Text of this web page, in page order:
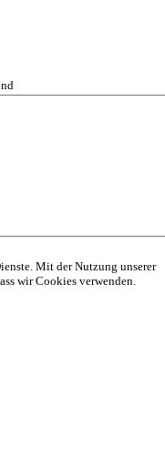
Mit der Nutzung unserer
wir Cookies verwenden.